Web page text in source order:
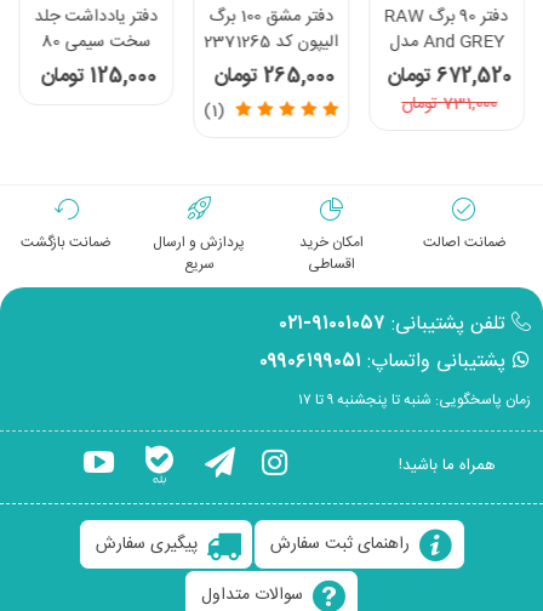
دفتر 90 برگ RAW
And GREY مدل
DESIGN
672,520 تومان
731,000 تومان
دفتر مشق 100 برگ
الیپون کد 2371265
265,000 تومان
(1)
دفتر یادداشت جلد
سخت سیمی 80
برگ پاپکو - طرح
Triangle
125,000 تومان
ضمانت اصالت
امکان خرید
اقساطی
پردازش و ارسال
سریع
ضمانت بازگشت
تلفن پشتیبانی: ۹۱۰۰۱۰۵۷-۰۲۱
پشتیبانی واتساپ: ۰۹۹۰۶۱۹۹۰۵۱
زمان پاسخگویی: شنبه تا پنجشنبه ۹ تا ۱۷
همراه ما باشید!
راهنمای ثبت سفارش
پیگیری سفارش
سوالات متداول